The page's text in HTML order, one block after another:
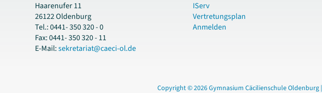
Haarenufer 11
26122 Oldenburg
Tel.: 0441- 350 320 - 0
Fax: 0441- 350 320 - 11
E-Mail:sekretariat@caeci-ol.de
IServ
Vertretungsplan
Anmelden
Copyright © 2026 Gymnasium Cäcilienschule Oldenburg |